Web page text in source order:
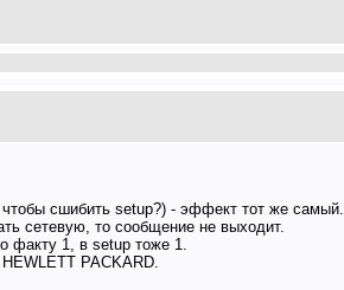
чтобы сшибить setup?) - эффект тот же самый.
сетевую, то сообщение не выходит.
факту 1, в setup тоже 1.
PACKARD.